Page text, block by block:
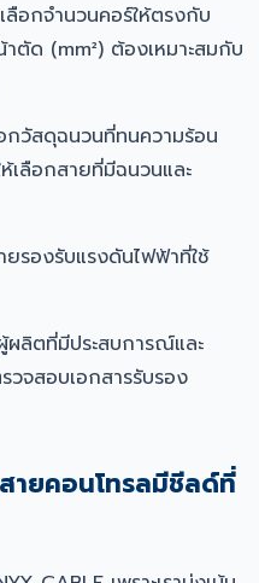
อกจำนวนคอร์ให้ตรงกับ
ตัด (mm²) ต้องเหมาะสมกับ
กวัสดุฉนวนที่ทนความร้อน
เลือกสายที่มีฉนวนและ
รองรับแรงดันไฟฟ้าที่ใช้
ผลิตที่มีประสบการณ์และ
วจสอบเอกสารรับรอง
ายคอนโทรลมีชีลด์ที่